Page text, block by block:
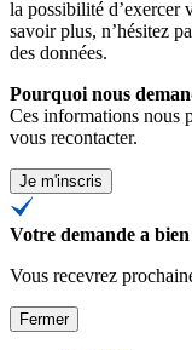
la possibilité d’exercer
savoir plus, n’hésitez
des données.
Pourquoi nous
Ces informations nous
vous recontacter.
Je m'inscris
Votre demande a
Vous recevrez
Fermer